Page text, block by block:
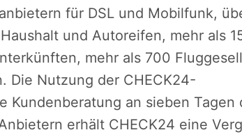
für DSL und Mobilfunk,
und Autoreifen, mehr als
mehr als 700
Die Nutzung der CHECK24-
Kundenberatung an sieben Tagen
erhält CHECK24 eine